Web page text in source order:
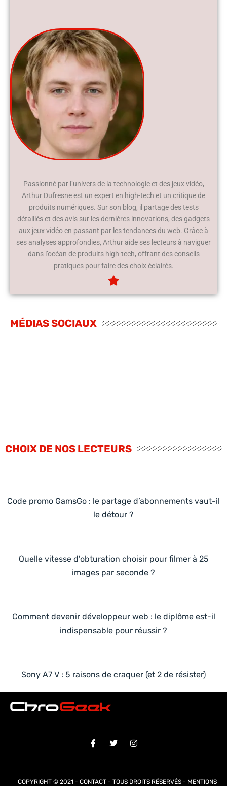
Passionné par l’univers de la technologie et des jeux vidéo,
Arthur Dufresne est un expert en high-tech et un critique de
produits numériques. Sur son blog, il partage des tests
détaillés et des avis sur les dernières innovations, des gadgets
aux jeux vidéo en passant par les tendances du web. Grâce à
ses analyses approfondies, Arthur aide ses lecteurs à naviguer
dans l’océan de produits high-tech, offrant des conseils
pratiques pour faire des choix éclairés.
MÉDIAS SOCIAUX
CHOIX DE NOS LECTEURS
Code promo GamsGo : le partage d’abonnements vaut-il
le détour ?
Quelle vitesse d’obturation choisir pour filmer à 25
images par seconde ?
Comment devenir développeur web : le diplôme est-il
indispensable pour réussir ?
Sony A7 V : 5 raisons de craquer (et 2 de résister)
COPYRIGHT © 2021 - CONTACT - TOUS DROITS RÉSERVÉS - MENTIONS